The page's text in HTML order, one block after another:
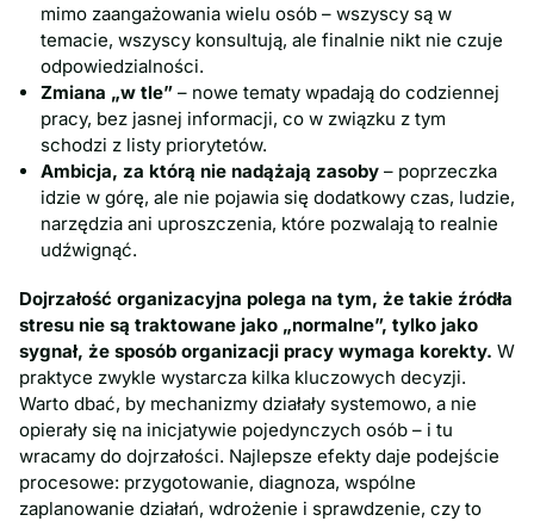
mimo zaangażowania wielu osób – wszyscy są w
temacie, wszyscy konsultują, ale finalnie nikt nie czuje
odpowiedzialności.
Zmiana „w tle” – nowe tematy wpadają do codziennej
pracy, bez jasnej informacji, co w związku z tym
schodzi z listy priorytetów.
Ambicja, za którą nie nadążają zasoby – poprzeczka
idzie w górę, ale nie pojawia się dodatkowy czas, ludzie,
narzędzia ani uproszczenia, które pozwalają to realnie
udźwignąć.
Dojrzałość organizacyjna polega na tym, że takie źródła
stresu nie są traktowane jako „normalne”, tylko jako
sygnał, że sposób organizacji pracy wymaga korekty. W
praktyce zwykle wystarcza kilka kluczowych decyzji.
Warto dbać, by mechanizmy działały systemowo, a nie
opierały się na inicjatywie pojedynczych osób – i tu
wracamy do dojrzałości. Najlepsze efekty daje podejście
procesowe: przygotowanie, diagnoza, wspólne
zaplanowanie działań, wdrożenie i sprawdzenie, czy to